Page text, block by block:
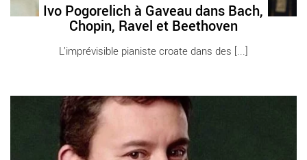
Ivo Pogorelich à Gaveau dans Bach,
Chopin, Ravel et Beethoven
L’imprévisible pianiste croate dans des [...]
Les producteurs indépendants en danger de mort : rencontre
avec Laurent Brunner, Directeur de Château de Versailles
Spectacles - Critique sortie Classique / Opéra